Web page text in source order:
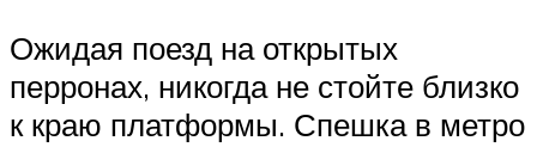
Ожидая поезд на открытых
перронах, никогда не стойте близко
к краю платформы. Спешка в метро